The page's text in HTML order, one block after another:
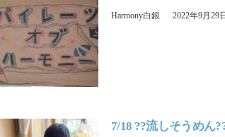
Harmony白銀 2022年9月29
7/18 ??流しそうめん